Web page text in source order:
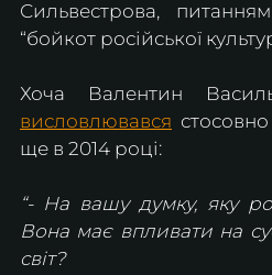
Сильвестрова,
“бойкот російської
висловлювався
ще в 2014 році:
“- На вашу думку, яку
Вона має впливати на
світ?